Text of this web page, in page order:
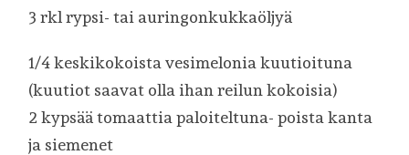
3 rkl rypsi- tai auringonkukkaöljyä
1/4 keskikokoista vesimelonia kuutioituna
(kuutiot saavat olla ihan reilun kokoisia)
2 kypsää tomaattia paloiteltuna- poista kanta
ja siemenet